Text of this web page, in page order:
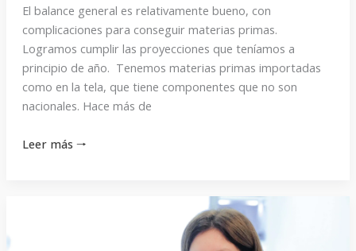
El balance general es relativamente bueno, con
complicaciones para conseguir materias primas.
Logramos cumplir las proyecciones que teníamos a
principio de año. Tenemos materias primas importadas
como en la tela, que tiene componentes que no son
nacionales. Hace más de
hoy
es
imposible
con
los
costos
Leer más 🠒